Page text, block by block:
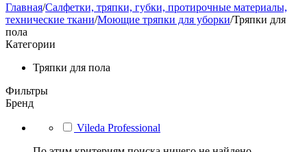
Главная/Салфетки, тряпки, губки, протирочные материалы,
технические ткани/Моющие тряпки для уборки/Тряпки для
пола
Категории
Тряпки для пола
Фильтры
Бренд
Vileda Professional